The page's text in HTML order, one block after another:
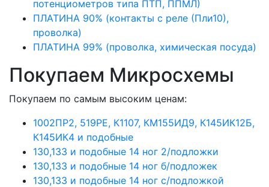
потенциометров типа ПТП, ППМЛ)
ПЛАТИНА 90% (контакты с реле (Пли10),
проволка)
ПЛАТИНА 99% (проволка, химическая посуда)
Покупаем Микросхемы
Покупаем по самым высоким ценам:
1002ПР2, 519РЕ, К1107, КМ155ИД9, К145ИК12Б,
К145ИК4 и подобные
130,133 и подобные 14 ног 2/подложки
130,133 и подобные 14 ног б/подложек
130,133 и подобные 14 ног с/подложкой